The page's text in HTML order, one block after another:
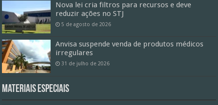
Nova lei cria filtros para recursos e deve
reduzir ações no STJ
5 de agosto de 2026
Anvisa suspende venda de produtos médicos
irregulares
31 de julho de 2026
Materiais especiais